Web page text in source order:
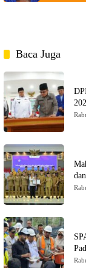
Baca Juga